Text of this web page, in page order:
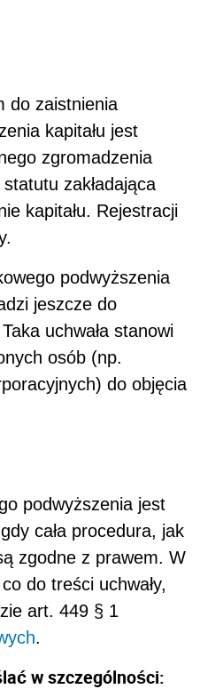
do zaistnienia
kapitału jest
zgromadzenia
zakładająca
kapitału. Rejestracji
podwyższenia
jeszcze do
uchwała stanowi
osób (np.
do objęcia
podwyższenia jest
cała procedura, jak
zgodne z prawem. W
do treści uchwały,
art. 449 § 1
.
w szczególności: